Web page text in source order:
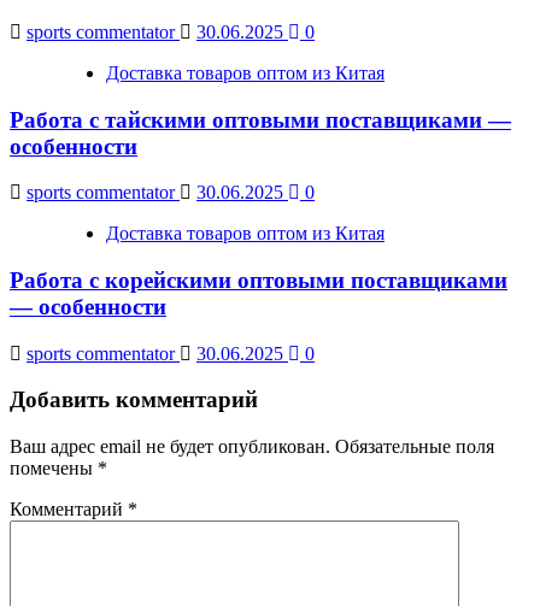
sports commentator 30.06.2025
0
Доставка товаров оптом из Китая
Работа с тайскими оптовыми поставщиками —
особенности
sports commentator 30.06.2025
0
Доставка товаров оптом из Китая
Работа с корейскими оптовыми поставщиками
— особенности
sports commentator 30.06.2025 0
Добавить комментарий
Ваш адрес email не будет опубликован. Обязательные поля
помечены *
Комментарий *